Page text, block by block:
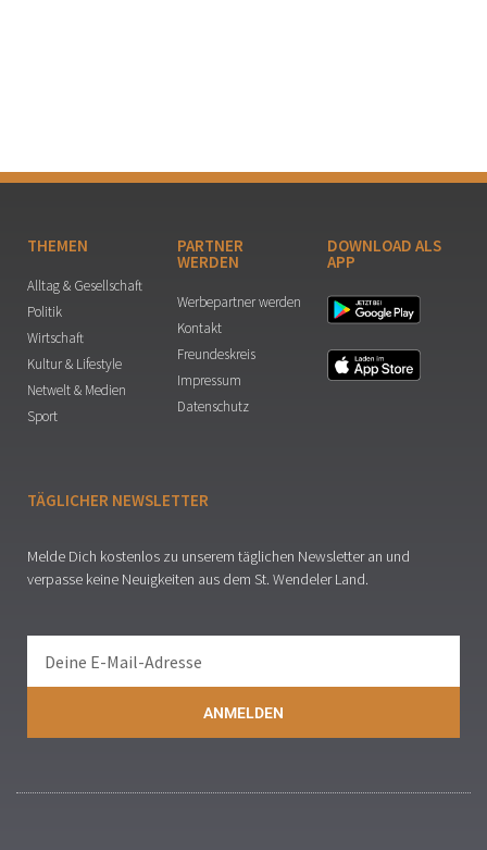
THEMEN
Alltag & Gesellschaft
Politik
Wirtschaft
Kultur & Lifestyle
Netwelt & Medien
Sport
PARTNER
WERDEN
Werbepartner werden
Kontakt
Freundeskreis
Impressum
Datenschutz
DOWNLOAD ALS
APP
TÄGLICHER NEWSLETTER
Melde Dich kostenlos zu unserem täglichen Newsletter an und
verpasse keine Neuigkeiten aus dem St. Wendeler Land.
ANMELDEN